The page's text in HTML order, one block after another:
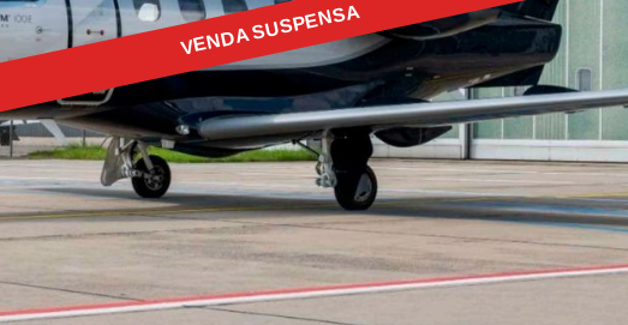
VENDA SUSPENSA